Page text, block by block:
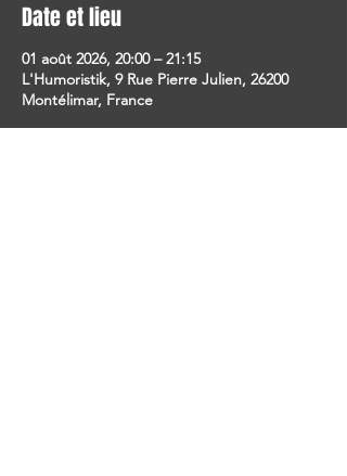
Date et lieu
01 août 2026, 20:00 – 21:15
L'Humoristik, 9 Rue Pierre Julien, 26200
Montélimar, France